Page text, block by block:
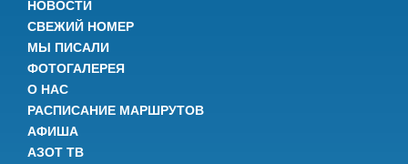
НОВОСТИ
СВЕЖИЙ НОМЕР
МЫ ПИСАЛИ
ФОТОГАЛЕРЕЯ
О НАС
РАСПИСАНИЕ МАРШРУТОВ
АФИША
АЗОТ ТВ